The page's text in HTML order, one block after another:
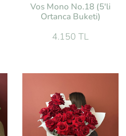
Vos Mono No.18 (5'li
Ortanca Buketi)
4.150 TL